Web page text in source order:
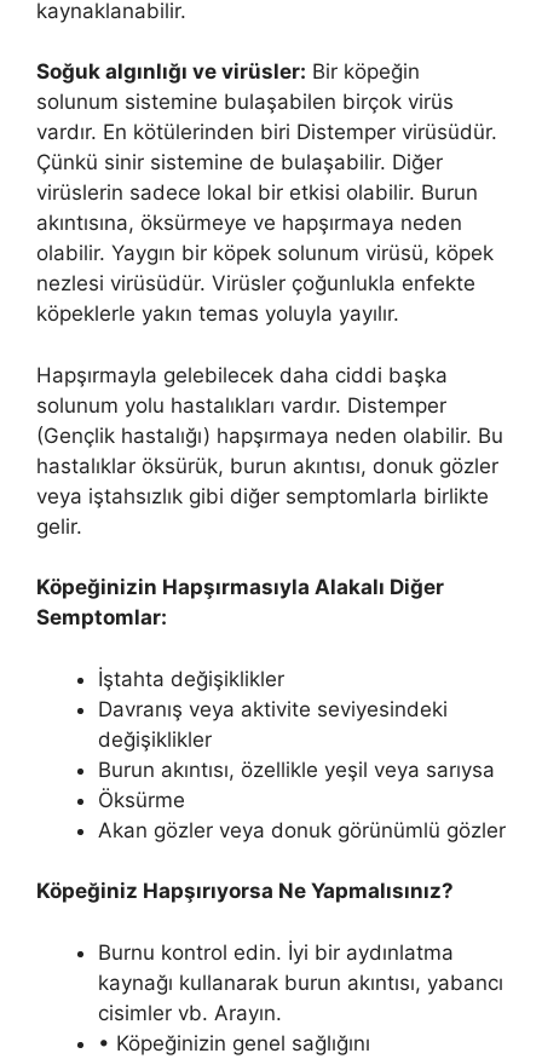
kaynaklanabilir.
Soğuk algınlığı ve virüsler: Bir köpeğin
solunum sistemine bulaşabilen birçok virüs
vardır. En kötülerinden biri Distemper virüsüdür.
Çünkü sinir sistemine de bulaşabilir. Diğer
virüslerin sadece lokal bir etkisi olabilir. Burun
akıntısına, öksürmeye ve hapşırmaya neden
olabilir. Yaygın bir köpek solunum virüsü, köpek
nezlesi virüsüdür. Virüsler çoğunlukla enfekte
köpeklerle yakın temas yoluyla yayılır.
Hapşırmayla gelebilecek daha ciddi başka
solunum yolu hastalıkları vardır. Distemper
(Gençlik hastalığı) hapşırmaya neden olabilir. Bu
hastalıklar öksürük, burun akıntısı, donuk gözler
veya iştahsızlık gibi diğer semptomlarla birlikte
gelir.
Köpeğinizin Hapşırmasıyla Alakalı Diğer
Semptomlar:
İştahta değişiklikler
Davranış veya aktivite seviyesindeki
değişiklikler
Burun akıntısı, özellikle yeşil veya sarıysa
Öksürme
Akan gözler veya donuk görünümlü gözler
Köpeğiniz Hapşırıyorsa Ne Yapmalısınız?
Burnu kontrol edin. İyi bir aydınlatma
kaynağı kullanarak burun akıntısı, yabancı
cisimler vb. Arayın.
• Köpeğinizin genel sağlığını